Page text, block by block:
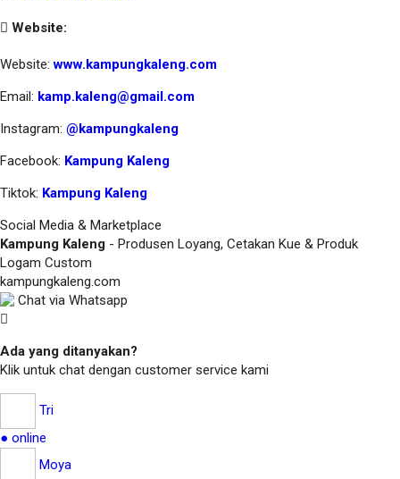
Website:
Website:www.kampungkaleng.com
Email: kamp.kaleng@gmail.com
Instagram: @kampungkaleng
Facebook: Kampung Kaleng
Tiktok: Kampung Kaleng
Social Media & Marketplace
Kampung Kaleng - Produsen Loyang, Cetakan Kue & Produk
Logam Custom
kampungkaleng.com
Chat via Whatsapp
Ada yang ditanyakan?
Klik untuk chat dengan customer service kami
Tri
● online
Moya